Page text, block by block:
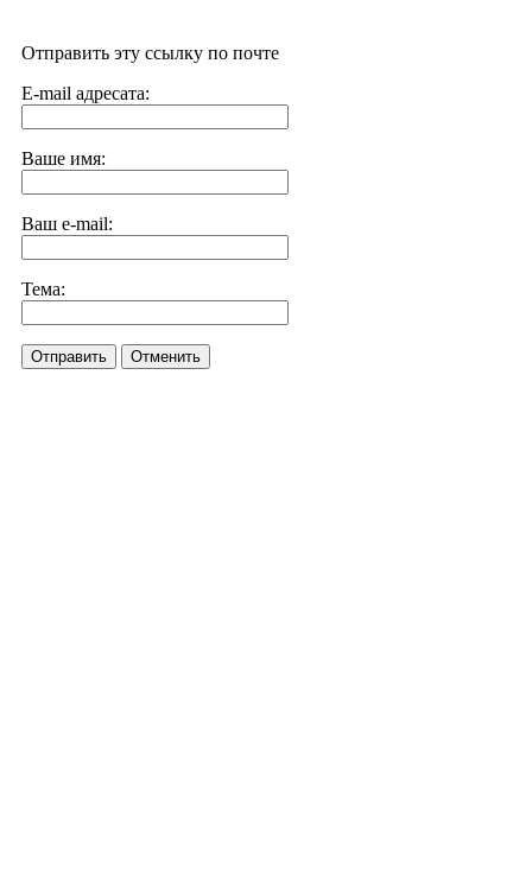
Отправить эту ссылку по почте
E-mail адресата:
Ваше имя:
Ваш e-mail:
Тема:
Отправить Отменить